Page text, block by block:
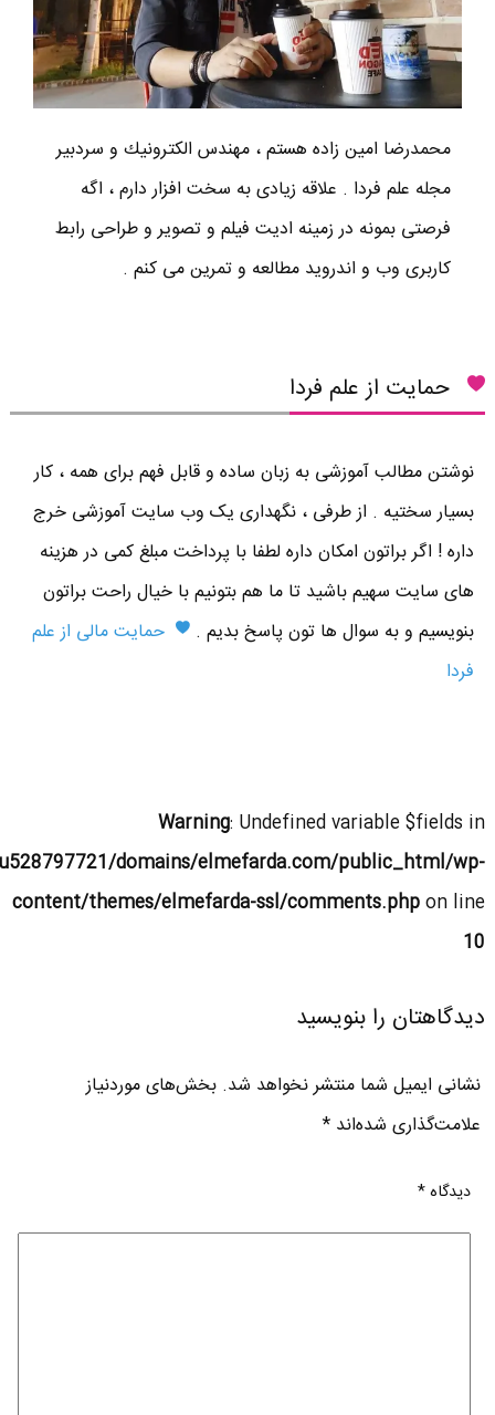
محمدرضا امين زاده هستم ، مهندس الكترونيك و سردبير
مجله علم فردا . علاقه زیادی به سخت افزار دارم ، اگه
فرصتی بمونه در زمینه ادیت فیلم و تصویر و طراحی رابط
کاربری وب و اندروید مطالعه و تمرین می کنم .
حمایت از علم فردا
نوشتن مطالب آموزشی به زبان ساده و قابل فهم برای همه ، کار
بسیار سختیه . از طرفی ، نگهداری یک وب سایت آموزشی خرج
داره ! اگر براتون امکان داره لطفا با پرداخت مبلغ کمی در هزینه
های سایت سهیم باشید تا ما هم بتونیم با خیال راحت براتون
بنویسیم و به سوال ها تون پاسخ بدیم .
حمایت مالی از علم
فردا
Warning: Undefined variable $fields in
domains/elmefarda.com/public_html/wp-
content/themes/elmefarda-ssl/comments.phpon line
10
دیدگاهتان را بنویسید
نشانی ایمیل شما منتشر نخواهد شد. بخش‌های موردنیاز
علامت‌گذاری شده‌اند*
دیدگاه*